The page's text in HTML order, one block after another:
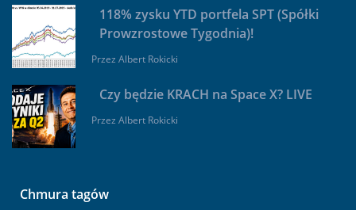
118% zysku YTD portfela SPT (Spółki
Prowzrostowe Tygodnia)!
Przez Albert Rokicki
Czy będzie KRACH na Space X? LIVE
Przez Albert Rokicki
Chmura tagów